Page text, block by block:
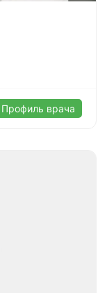
Профиль врача